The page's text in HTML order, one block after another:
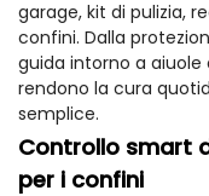
garage, kit di pulizia,
confini. Dalla
guida intorno a
rendono la cura
semplice.
Controllo smart
per i confini